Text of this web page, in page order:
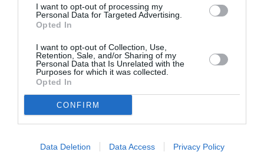
I want to opt-out of processing my
Personal Data for Targeted Advertising.
Opted In
I want to opt-out of Collection, Use,
Retention, Sale, and/or Sharing of my
Personal Data that Is Unrelated with the
Purposes for which it was collected.
Opted In
CONFIRM
Data Deletion Data Access Privacy Policy